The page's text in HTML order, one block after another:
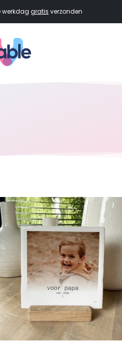
werkdag gratis verzonden